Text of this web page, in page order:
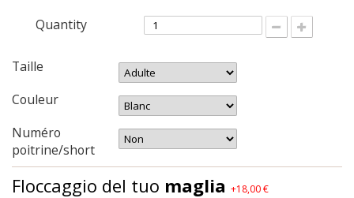
Quantity
Taille
Couleur
Numéro
poitrine/short
Floccaggio del tuo maglia +18,00 €